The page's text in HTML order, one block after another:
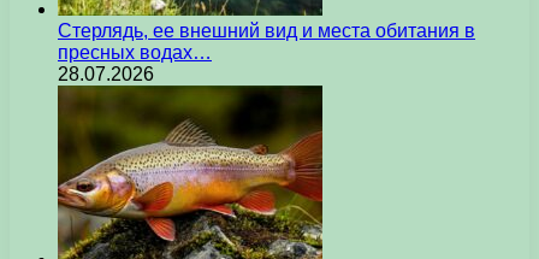
Стерлядь, ее внешний вид и места обитания в
пресных водах…
28.07.2026